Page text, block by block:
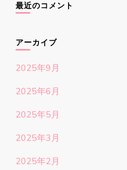
最近のコメント
アーカイブ
2025年9月
2025年6月
2025年5月
2025年3月
2025年2月